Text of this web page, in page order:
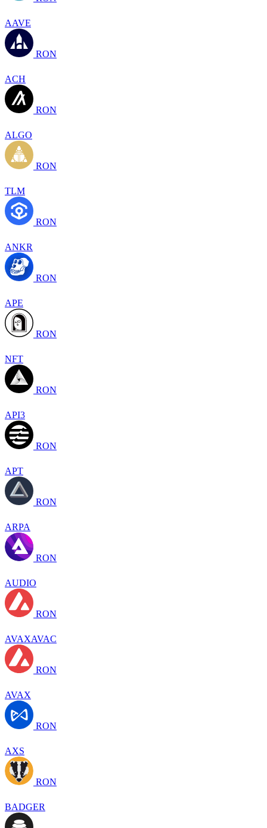
AAVE
RON
ACH
RON
ALGO
RON
TLM
RON
ANKR
RON
APE
RON
NFT
RON
API3
RON
APT
RON
ARPA
RON
AUDIO
RON
AVAXAVAC
RON
AVAX
RON
AXS
RON
BADGER